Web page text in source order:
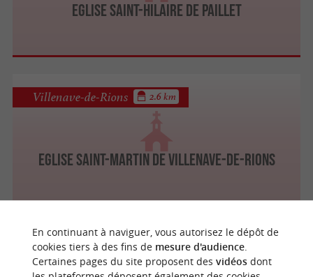
Eglise Saint-Hilaire de Paillet
Eglise Saint-Martin de Villenave-de-Rions
Villenave-de-Rions 2.6 km
Langoiran 2.7 km
En continuant à naviguer, vous autorisez le dépôt de
cookies tiers à des fins de mesure d'audience.
Certaines pages du site proposent des vidéosdont